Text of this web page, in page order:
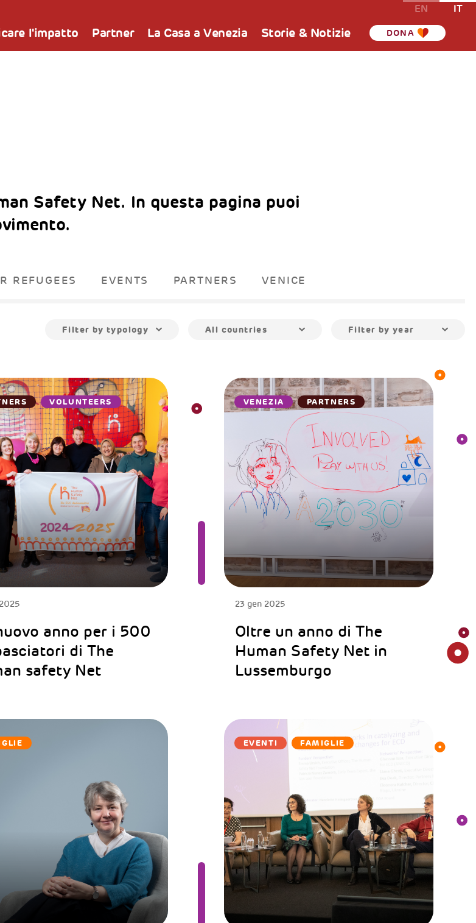
l'impatto Partner La Casa a Venezia Storie & Notizie DONA
EN IT
Safety Net. In questa pagina puoi
REFUGEES EVENTS PARTNERS VENICE
Filter by typology All countries Filter by year
VOLUNTEERS
anno per i 500
di The
safety Net
VENEZIA PARTNERS
23 gen 2025
Oltre un anno di The
Human Safety Net in
Lussemburgo
EVENTI FAMIGLIE